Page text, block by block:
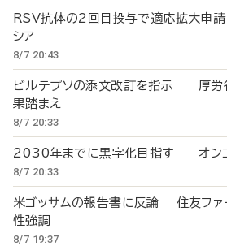
RSV抗体の2回目投与で適応拡大申
シア
8/7 20:43
ビルテプソの添文改訂を指示 厚労
果踏まえ
8/7 20:33
2030年までに黒字化目指す オンコ
8/7 20:33
米ゴッサムの報告書に反論 住友ファ
性強調
8/7 19:37